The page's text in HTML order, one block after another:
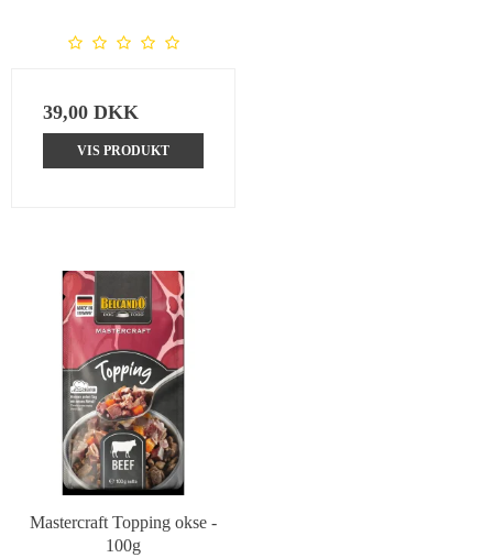
39,00 DKK
VIS PRODUKT
Mastercraft Topping okse -
100g